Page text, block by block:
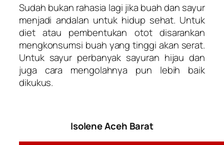
Sudah bukan rahasia lagi jika buah dan sayur
menjadi andalan untuk hidup sehat. Untuk
diet atau pembentukan otot disarankan
mengkonsumsi buah yang tinggi akan serat.
Untuk sayur perbanyak sayuran hijau dan
juga cara mengolahnya pun lebih baik
dikukus.
Isolene Aceh Barat